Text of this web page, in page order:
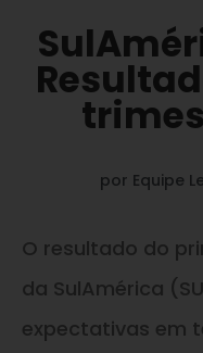
por Equipe
O resultado do
da SulAmérica
expectativas em